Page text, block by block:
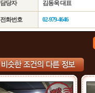
담당자 김동욱 대표
전화번호 02-979-4646